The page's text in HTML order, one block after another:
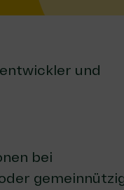
und
bei